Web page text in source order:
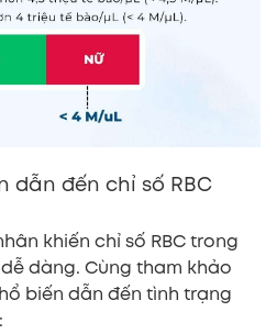
dẫn đến chỉ số RBC
khiến chỉ số RBC trong
dàng. Cùng tham khảo
biến dẫn đến tình trạng